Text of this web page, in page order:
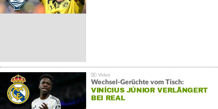
Wechsel-Gerüchte vom Tisch:
VINÍCIUS JÚNIOR VERLÄNGERT
BEI REAL